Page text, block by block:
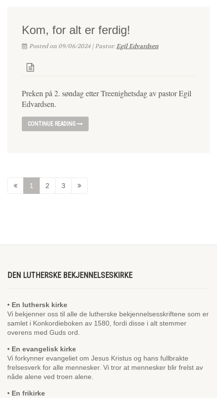
Kom, for alt er ferdig!
Posted on 09/06/2024 | Pastor:Egil Edvardsen
Preken på 2. søndag etter Treenighetsdag av pastor Egil
Edvardsen.
CONTINUE READING
1 2 3
DEN LUTHERSKE BEKJENNELSESKIRKE
• En luthersk kirke
Vi bekjenner oss til alle de lutherske bekjennelsesskriftene som er
samlet i Konkordieboken av 1580, fordi disse i alt stemmer
overens med Guds ord.
• En evangelisk kirke
Vi forkynner evangeliet om Jesus Kristus og hans fullbrakte
frelsesverk for alle mennesker. Vi tror at mennesker blir frelst av
nåde alene ved troen alene.
• En frikirke